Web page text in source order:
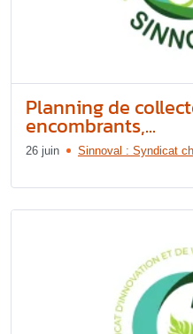
Planning de
encombrants,...
26 juin Sinnoval : Syndicat